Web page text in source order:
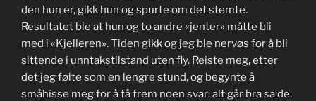
den hun er, gikk hun og spurte om det stemte.
Resultatet ble at hun og to andre «jenter» måtte bli
med i «Kjelleren». Tiden gikk og jeg ble nervøs for å bli
sittende i unntakstilstand uten fly. Reiste meg, etter
det jeg følte som en lengre stund, og begynte å
småhisse meg for å få frem noen svar: alt går bra sa de.